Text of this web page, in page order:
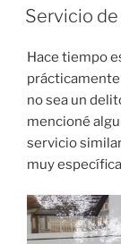
ON
Servicio
Hace tiempo
no sea un
mencioné
servicio
muy